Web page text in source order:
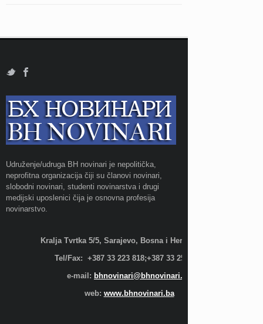
Udruženje/udruga BH novinari je nepolitička,
neprofitna organizacija čiji su članovi novinari,
slobodni novinari, studenti novinarstva i drugi
medijski uposlenici čija je osnovna profesija
novinarstvo.
Kralja Tvrtka 5/5, Sarajevo, Bosna i Hercegovina;
Tel/Fax: +387 33 223 818;+387 33 255 600
e-mail: bhnovinari@bhnovinari.ba
web: www.bhnovinari.ba